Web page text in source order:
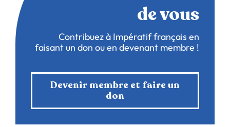
de vous
Contribuez à Impératif français en
faisant un don ou en devenant membre !
Devenir membre et faire un
don